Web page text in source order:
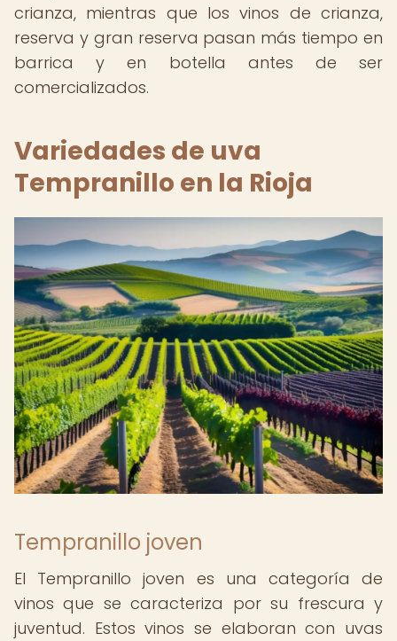
crianza, mientras que los vinos de crianza,
reserva y gran reserva pasan más tiempo en
barrica y en botella antes de ser
comercializados.
Variedades de uva
Tempranillo en la Rioja
Tempranillo joven
El Tempranillo joven es una categoría de
vinos que se caracteriza por su frescura y
juventud. Estos vinos se elaboran con uvas